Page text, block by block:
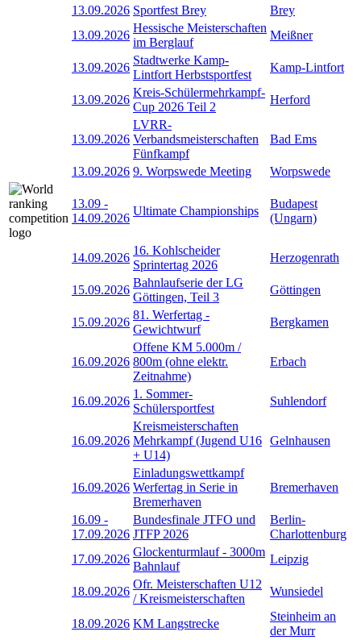
13.09.2026 Sportfest Brey
Brey
13.09.2026
Hessische Meisterschaften
im Berglauf
Meißner
13.09.2026
Stadtwerke Kamp-
Lintfort Herbstsportfest
Kamp-Lintfort
13.09.2026
Kreis-Schülermehrkampf-
Cup 2026 Teil 2
Herford
13.09.2026
LVRR-
Verbandsmeisterschaften
Fünfkampf
Bad Ems
13.09.2026 9. Worpswede Meeting Worpswede
13.09 -
14.09.2026
Ultimate Championships
Budapest
(Ungarn)
14.09.2026
16. Kohlscheider
Sprintertag 2026
Herzogenrath
15.09.2026
Bahnlaufserie der LG
Göttingen, Teil 3
Göttingen
15.09.2026
81. Werfertag -
Gewichtwurf
Bergkamen
16.09.2026
Offene KM 5.000m /
800m (ohne elektr.
Zeitnahme)
Erbach
16.09.2026
1. Sommer-
Schülersportfest
Suhlendorf
16.09.2026
Kreismeisterschaften
Mehrkampf (Jugend U16
+ U14)
Gelnhausen
16.09.2026
Einladungswettkampf
Werfertag in Serie in
Bremerhaven
Bremerhaven
16.09 -
17.09.2026
Bundesfinale JTFO und
JTFP 2026
Berlin-
Charlottenburg
17.09.2026
Glockenturmlauf - 3000m
Bahnlauf
Leipzig
18.09.2026
Ofr. Meisterschaften U12
/ Kreismeisterschaften
Wunsiedel
18.09.2026 KM Langstrecke
Steinheim an
der Murr